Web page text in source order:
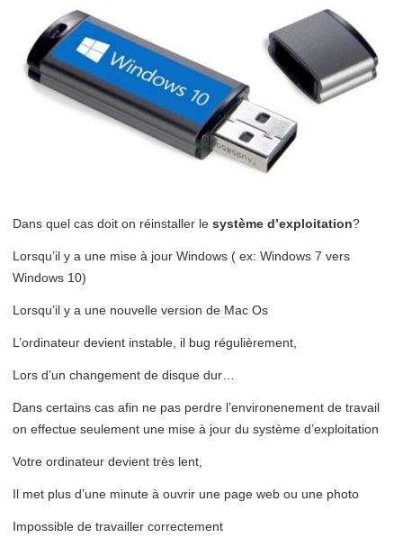
Dans quel cas doit on réinstaller le système d’exploitation?
Lorsqu’il y a une mise à jour Windows ( ex: Windows 7 vers
Windows 10)
Lorsqu’il y a une nouvelle version de Mac Os
L’ordinateur devient instable, il bug régulièrement,
Lors d’un changement de disque dur…
Dans certains cas afin ne pas perdre l’environenement de travail
on effectue seulement une mise à jour du système d’exploitation
Votre ordinateur devient très lent,
Il met plus d’une minute à ouvrir une page web ou une photo
Impossible de travailler correctement